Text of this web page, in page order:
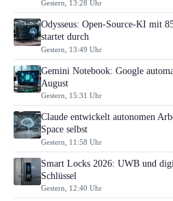
Gestern, 13:28 Uhr
Odysseus: Open-Source-KI mit
startet durch
Gestern, 13:49 Uhr
Gemini Notebook: Google
August
Gestern, 15:31 Uhr
Claude entwickelt autonomen
Space selbst
Gestern, 11:58 Uhr
Smart Locks 2026: UWB und
Schlüssel
Gestern, 12:40 Uhr